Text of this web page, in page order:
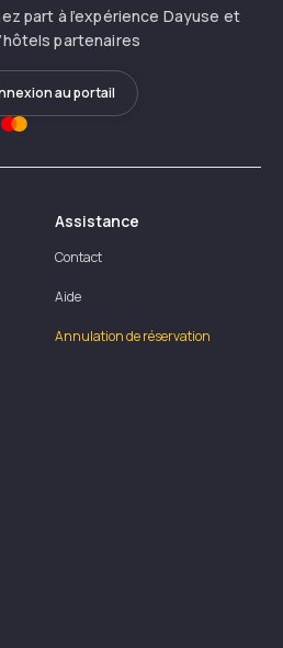
part à l’expérience Dayuse et
partenaires
au portail
Assistance
Contact
Aide
Annulation de réservation